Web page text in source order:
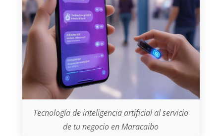
Tecnología de inteligencia artificial al servicio
de tu negocio en Maracaibo